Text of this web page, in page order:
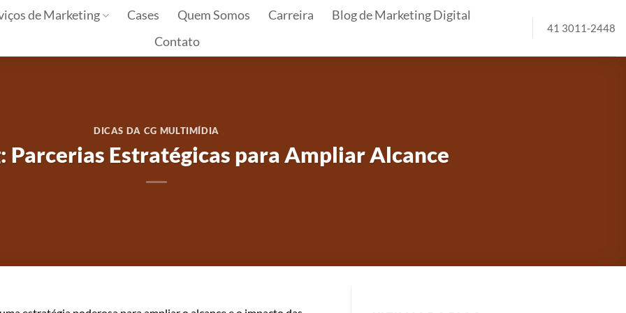
de Marketing Cases Quem Somos Carreira
Blog de Marketing Digital
Contato
41 3011-2448
DICAS DA CG MULTIMÍDIA
Parcerias Estratégicas para Ampliar Alcance